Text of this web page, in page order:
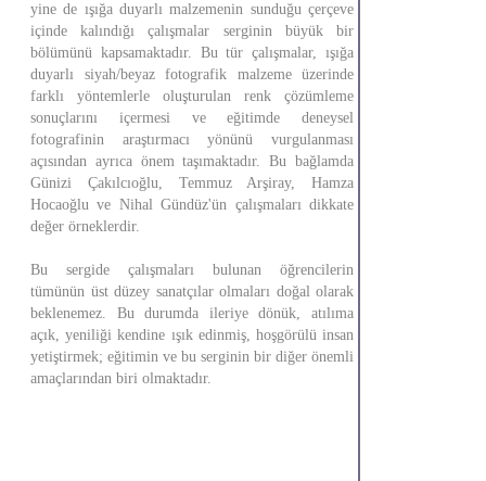
yine de ışığa duyarlı malzemenin sunduğu çerçeve
içinde kalındığı çalışmalar serginin büyük bir
bölümünü kapsamaktadır. Bu tür çalışmalar, ışığa
duyarlı siyah/beyaz fotografik malzeme üzerinde
farklı yöntemlerle oluşturulan renk çözümleme
sonuçlarını içermesi ve eğitimde deneysel
fotografinin araştırmacı yönünü vurgulanması
açısından ayrıca önem taşımaktadır. Bu bağlamda
Günizi Çakılcıoğlu, Temmuz Arşiray, Hamza
Hocaoğlu ve Nihal Gündüz'ün çalışmaları dikkate
değer örneklerdir.
Bu sergide çalışmaları bulunan öğrencilerin
tümünün üst düzey sanatçılar olmaları doğal olarak
beklenemez. Bu durumda ileriye dönük, atılıma
açık, yeniliği kendine ışık edinmiş, hoşgörülü insan
yetiştirmek; eğitimin ve bu serginin bir diğer önemli
amaçlarından biri olmaktadır.